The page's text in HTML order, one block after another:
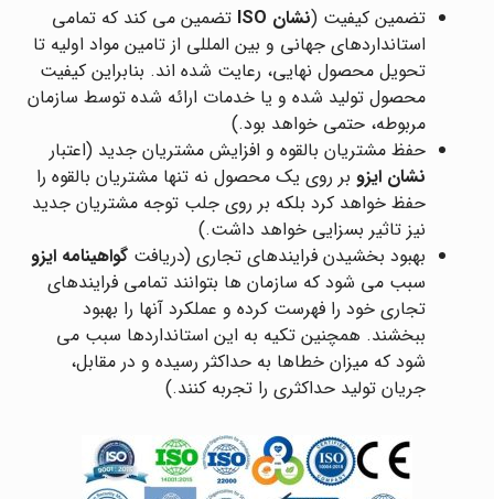
تضمین کیفیت (نشان ISO تضمین می ‌کند که تمامی
استانداردهای جهانی و بین ‌المللی از تامین مواد اولیه تا
تحویل محصول نهایی، رعایت شده ‌اند. بنابراین کیفیت
محصول تولید شده و یا خدمات ارائه شده توسط سازمان
مربوطه، حتمی خواهد بود.)
حفظ مشتریان بالقوه و افزایش مشتریان جدید (اعتبار
نشان ایزو بر روی یک محصول نه تنها مشتریان بالقوه را
حفظ خواهد کرد بلکه بر روی جلب توجه مشتریان جدید
نیز تاثیر بسزایی خواهد داشت.)
بهبود بخشیدن فرایندهای تجاری (دریافتگواهینامه ایزو
سبب می ‌شود که سازمان ‌ها بتوانند تمامی فرایندهای
تجاری خود را فهرست کرده و عملکرد آنها را بهبود
ببخشند. همچنین تکیه به این استانداردها سبب می‌
شود که میزان خطاها به حداکثر رسیده و در مقابل،
جریان تولید حداکثری را تجربه کنند.)